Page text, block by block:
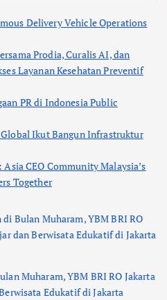
Delivery Vehicle Operations
Prodia, Curalis AI, dan
Layanan Kesehatan Preventif
PR di Indonesia Public
Ikut Bangun Infrastruktur
CEO Community Malaysia’s
Together
di Bulan Muharam, YBM BRI RO
dan Berwisata Edukatif di Jakarta
Muharam, YBM BRI RO Jakarta
Edukatif di Jakarta